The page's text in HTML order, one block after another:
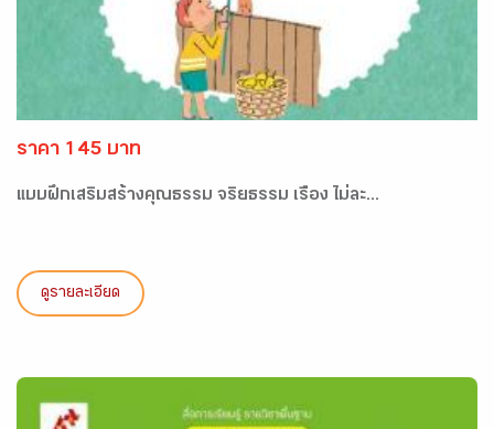
ราคา 145 บาท
แบบฝึกเสริมสร้างคุณธรรม จริยธรรม เรื่อง ไม่ละ...
ดูรายละเอียด